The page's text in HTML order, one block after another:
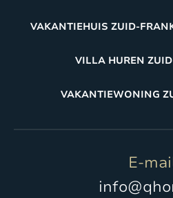
VAKANTIEHUIS ZUID-
VILLA HUREN
VAKANTIEWONING
E-